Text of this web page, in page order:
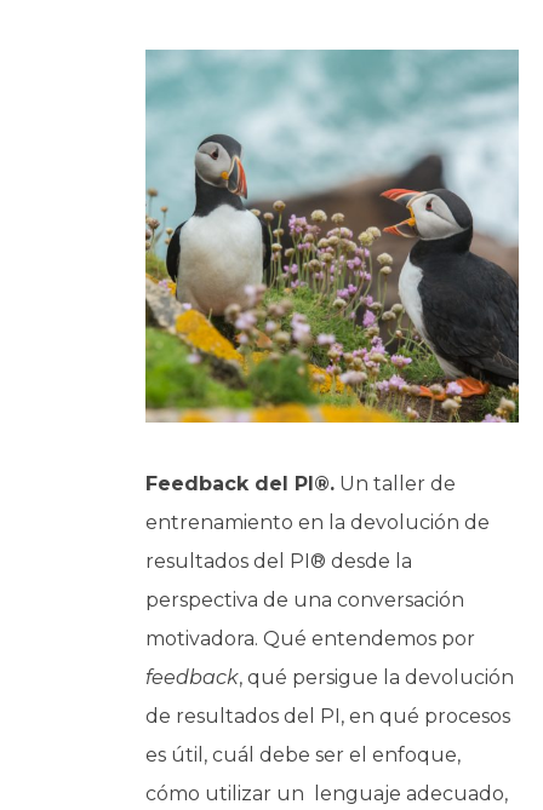
Feedback del PI®. Un taller de
entrenamiento en la devolución de
resultados del PI® desde la
perspectiva de una conversación
motivadora. Qué entendemos por
feedback, qué persigue la devolución
de resultados del PI, en qué procesos
es útil, cuál debe ser el enfoque,
cómo utilizar un lenguaje adecuado,